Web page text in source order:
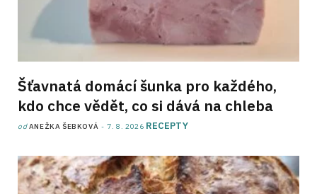
Šťavnatá domácí šunka pro každého,
kdo chce vědět, co si dává na chleba
odANEŽKA ŠEBKOVÁ 7. 8. 2026 RECEPTY